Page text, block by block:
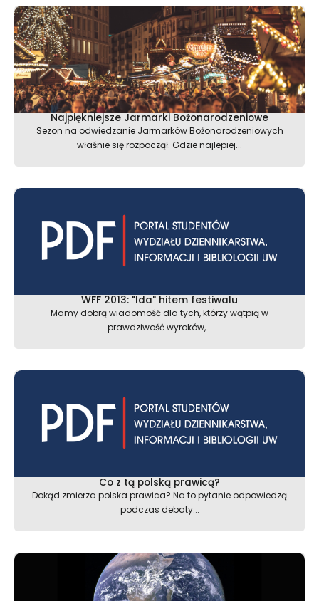
Najpiękniejsze Jarmarki Bożonarodzeniowe
Sezon na odwiedzanie Jarmarków Bożonarodzeniowych
właśnie się rozpoczął. Gdzie najlepiej...
WFF 2013: "Ida" hitem festiwalu
Mamy dobrą wiadomość dla tych, którzy wątpią w
prawdziwość wyroków,...
Co z tą polską prawicą?
Dokąd zmierza polska prawica? Na to pytanie odpowiedzą
podczas debaty...